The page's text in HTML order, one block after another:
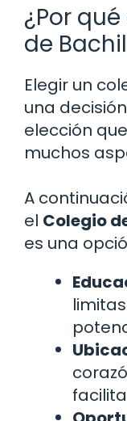
¿Por
de
Elegir un
una
elección
muchos
A
el Colegio
es una